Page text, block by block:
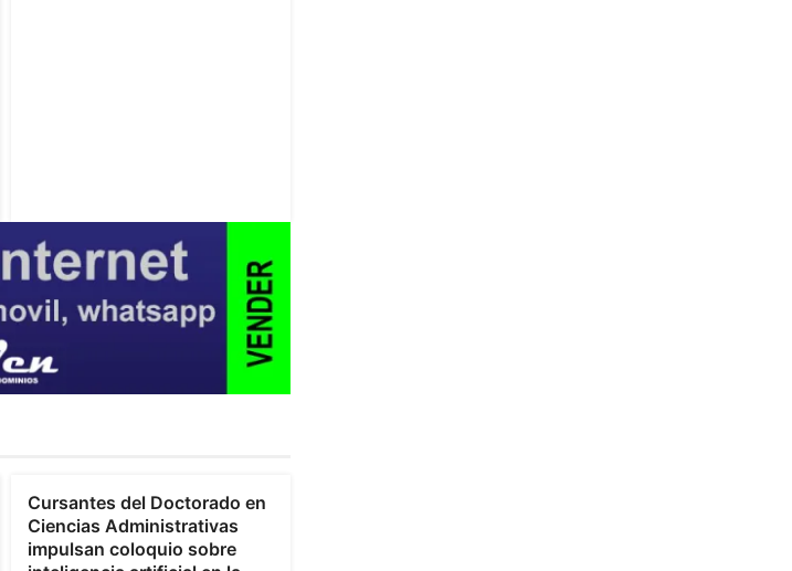
Cursantes del Doctorado en
Ciencias Administrativas
impulsan coloquio sobre